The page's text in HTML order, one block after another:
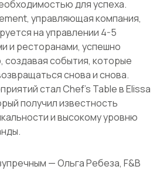
для успеха.
управляющая компания,
на управлении 4-5
и ресторанами, успешно
события, которые
снова и снова.
стал Chef’s Table в Elissa
получил известность
и высокому уровню
— Ольга Ребеза, F&B